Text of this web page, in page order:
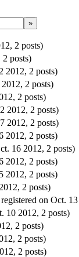
»
2 posts)
posts)
2012, 2 posts)
2 posts)
2 posts)
2012, 2 posts)
2012, 2 posts)
2012, 2 posts)
16 2012, 2 posts)
2012, 2 posts)
2012, 2 posts)
2 posts)
on Oct.
10 2012, 2 posts)
2 posts)
2 posts)
2 posts)